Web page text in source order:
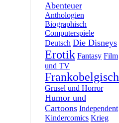
Abenteuer
Anthologien
Biographisch
Computerspiele
Deutsch Die Disneys
Erotik Fantasy Film
und TV
Frankobelgisch
Grusel und Horror
Humor und
Cartoons Independent
Kindercomics Krieg